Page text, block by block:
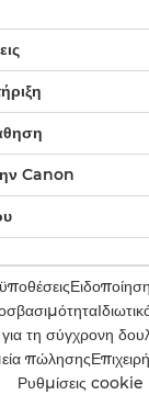
Canon
τη σύγχρονη
πώλησης
Ρυθμίσεις cookie